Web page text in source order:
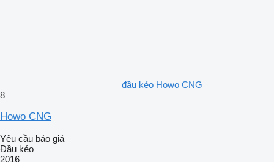
đầu kéo Howo CNG
8
Howo CNG
Yêu cầu báo giá
Đầu kéo
2016